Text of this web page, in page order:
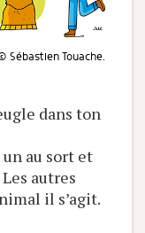
Sébastien Touache.
dans ton
au sort et
autres
il s’agit.